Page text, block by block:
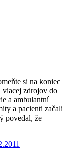
si na koniec
viacej zdrojov do
a ambulantní
a pacienti začali
povedal, že